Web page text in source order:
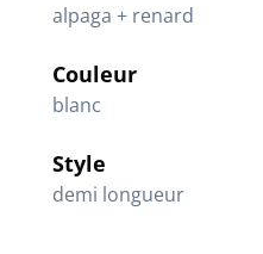
alpaga + renard
Couleur
blanc
Style
demi longueur